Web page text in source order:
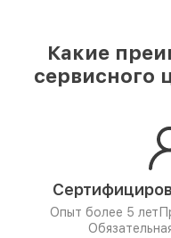
Какие
сервисного
Опыт более 5 лет